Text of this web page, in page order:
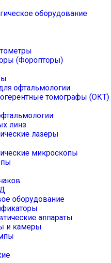
оборудование
(Форопторы)
офтальмологии
томографы (ОКТ)
линз
лазеры
микроскопы
оборудование
аппараты
и камеры